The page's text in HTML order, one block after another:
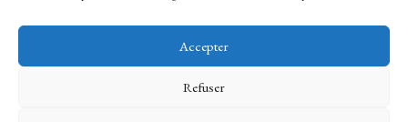
Accepter
Refuser
Conditions générales